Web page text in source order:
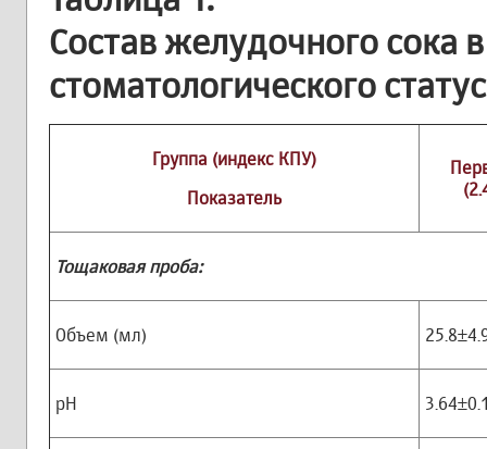
Состав желудочного сока
стоматологического
Группа (индекс КПУ)
Показатель
Тощаковая проба:
Объем (мл)
рН